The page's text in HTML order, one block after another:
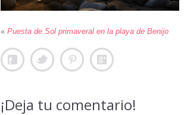
« Puesta de Sol primaveral en la playa de Benijo
¡Deja tu comentario!